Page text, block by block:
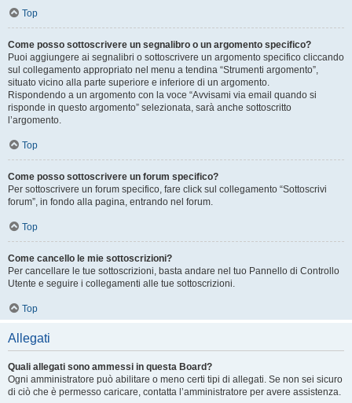
Top
Come posso sottoscrivere un segnalibro o un argomento specifico?
Puoi aggiungere ai segnalibri o sottoscrivere un argomento specifico cliccando
sul collegamento appropriato nel menu a tendina “Strumenti argomento”,
situato vicino alla parte superiore e inferiore di un argomento.
Rispondendo a un argomento con la voce “Avvisami via email quando si
risponde in questo argomento” selezionata, sarà anche sottoscritto
l’argomento.
Top
Come posso sottoscrivere un forum specifico?
Per sottoscrivere un forum specifico, fare click sul collegamento “Sottoscrivi
forum”, in fondo alla pagina, entrando nel forum.
Top
Come cancello le mie sottoscrizioni?
Per cancellare le tue sottoscrizioni, basta andare nel tuo Pannello di Controllo
Utente e seguire i collegamenti alle tue sottoscrizioni.
Top
Allegati
Quali allegati sono ammessi in questa Board?
Ogni amministratore può abilitare o meno certi tipi di allegati. Se non sei sicuro
di ciò che è permesso caricare, contatta l’amministratore per avere assistenza.